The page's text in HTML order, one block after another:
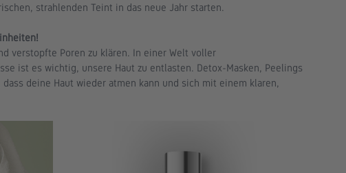
strahlenden Teint in das neue Jahr starten.
verstopfte Poren zu klären. In einer Welt voller
ist es wichtig, unsere Haut zu entlasten. Detox-Masken, Peelings
deine Haut wieder atmen kann und sich mit einem klaren,